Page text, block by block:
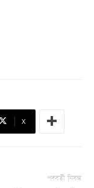
X
পরবর্তী নিবন্ধ